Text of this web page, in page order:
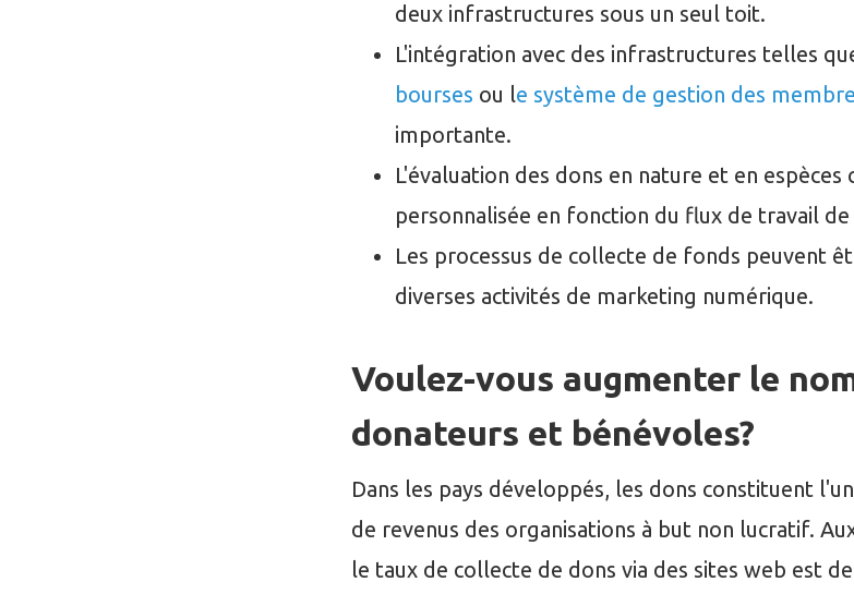
deux infrastructures sous un seul toit.
L'intégration avec des infrastructures telles
bourses ou le système de gestion des
importante.
L'évaluation des dons en nature et en
personnalisée en fonction du flux de travail
Les processus de collecte de fonds peuvent
diverses activités de marketing numérique.
Voulez-vous augmenter le
donateurs et bénévoles?
Dans les pays développés, les dons constituent
de revenus des organisations à but non lucratif.
le taux de collecte de dons via des sites web est